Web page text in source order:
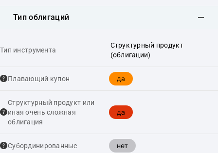
Тип облигаций
Тип инструмента
Структурный продукт
(облигации)
Плавающий купон да
Структурный продукт или
иная очень сложная
облигация
да
Cубординированные нет